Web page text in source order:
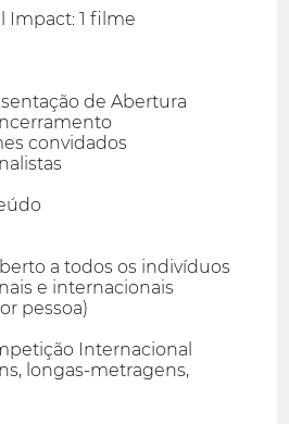
Impact: 1 filme
de Abertura
convidados
a todos os indivíduos
e internacionais
pessoa)
Internacional
longas-metragens,